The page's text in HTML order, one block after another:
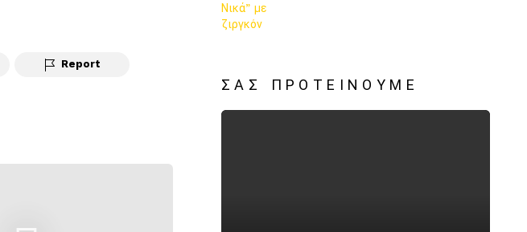
Report
ΣΑΣ ΠΡΟΤΕΊΝΟΥΜΕ